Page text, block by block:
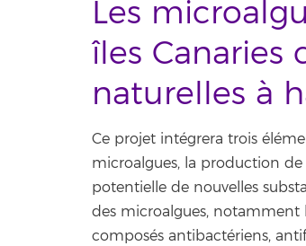
Les
îles Canaries
naturelles à
Ce projet intégrera trois
microalgues, la production
potentielle de nouvelles
des microalgues, notamment
composés antibactériens,